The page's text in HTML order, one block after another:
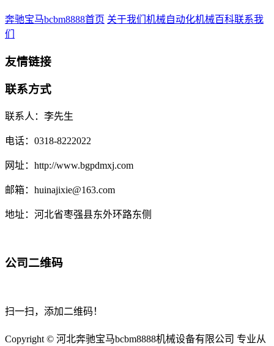
奔驰宝马bcbm8888首页 关于我们 机械自动化机械百科联系我
们
友情链接
联系方式
联系人：李先生
电话：0318-8222022
网址：http://www.bgpdmxj.com
邮箱：huinajixie@163.com
地址：河北省枣强县东外环路东侧
公司二维码
扫一扫，添加二维码！
Copyright © 河北奔驰宝马bcbm8888机械设备有限公司 专业从